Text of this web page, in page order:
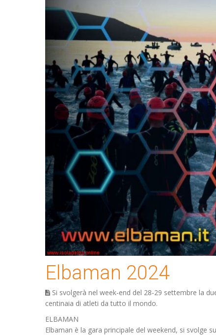
Elbaman 2024
Si svolgerà nel week-end del 28-29 settembre la
centinaia di atleti da tutto il mondo.
ELBAMAN
Elbaman è la gara principale del weekend, si svolge